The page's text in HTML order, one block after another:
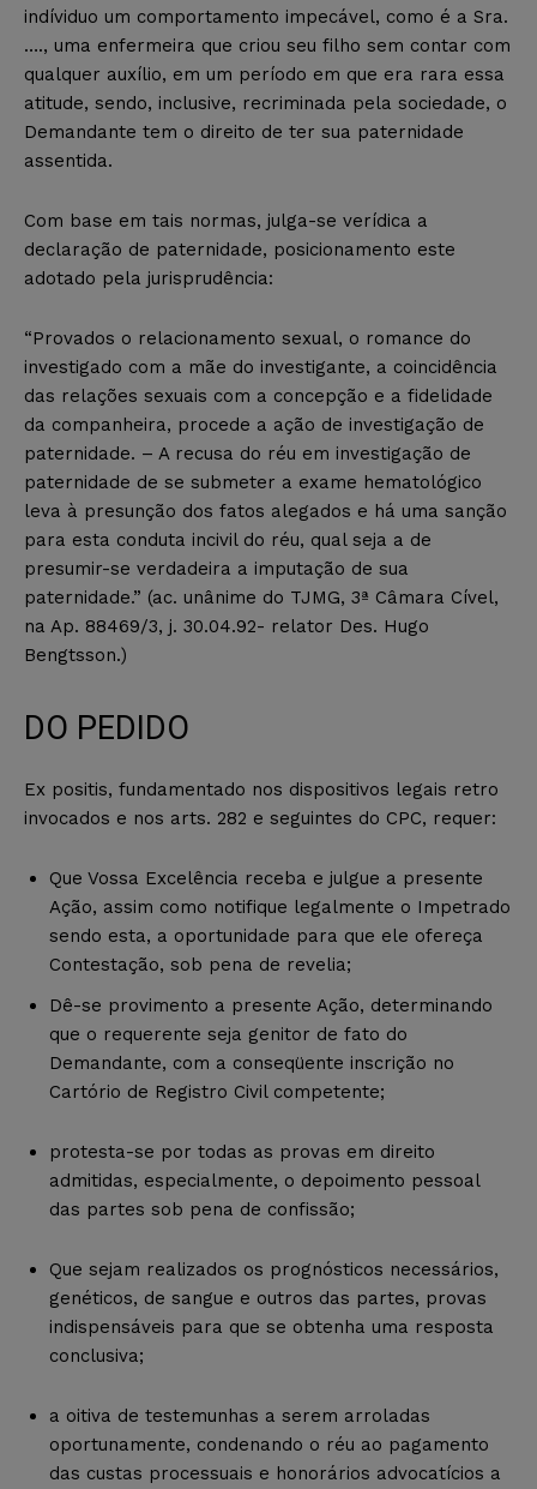
indíviduo um comportamento impecável, como é a Sra.
…., uma enfermeira que criou seu filho sem contar com
qualquer auxílio, em um período em que era rara essa
atitude, sendo, inclusive, recriminada pela sociedade, o
Demandante tem o direito de ter sua paternidade
assentida.
Com base em tais normas, julga-se verídica a
declaração de paternidade, posicionamento este
adotado pela jurisprudência:
“Provados o relacionamento sexual, o romance do
investigado com a mãe do investigante, a coincidência
das relações sexuais com a concepção e a fidelidade
da companheira, procede a ação de investigação de
paternidade. – A recusa do réu em investigação de
paternidade de se submeter a exame hematológico
leva à presunção dos fatos alegados e há uma sanção
para esta conduta incivil do réu, qual seja a de
presumir-se verdadeira a imputação de sua
paternidade.” (ac. unânime do TJMG, 3ª Câmara Cível,
na Ap. 88469/3, j. 30.04.92- relator Des. Hugo
Bengtsson.)
DO PEDIDO
Ex positis, fundamentado nos dispositivos legais retro
invocados e nos arts. 282 e seguintes do CPC, requer:
Que Vossa Excelência receba e julgue a presente
Ação, assim como notifique legalmente o Impetrado
sendo esta, a oportunidade para que ele ofereça
Contestação, sob pena de revelia;
Dê-se provimento a presente Ação, determinando
que o requerente seja genitor de fato do
Demandante, com a conseqüente inscrição no
Cartório de Registro Civil competente;
protesta-se por todas as provas em direito
admitidas, especialmente, o depoimento pessoal
das partes sob pena de confissão;
Que sejam realizados os prognósticos necessários,
genéticos, de sangue e outros das partes, provas
indispensáveis para que se obtenha uma resposta
conclusiva;
a oitiva de testemunhas a serem arroladas
oportunamente, condenando o réu ao pagamento
das custas processuais e honorários advocatícios a